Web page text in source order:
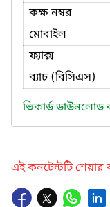
কক্ষ নম্বর
মোবাইল
ফ্যাক্স
ব্যাচ (বিসিএস)
ভিকার্ড
এই কনটেন্টটি